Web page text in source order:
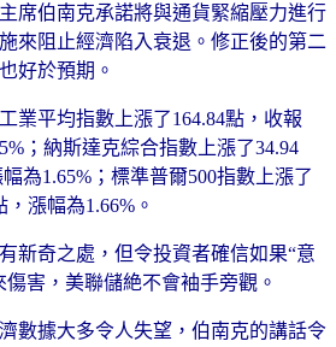
席伯南克承諾將與通貨緊縮壓力進行
來阻止經濟陷入衰退。修正後的第二
好於預期。
平均指數上漲了164.84點，收報
；納斯達克綜合指數上漲了34.94
為1.65%；標準普爾500指數上漲了
，漲幅為1.66%。
奇之處，但令投資者確信如果“意
害，美聯儲絶不會袖手旁觀。
據大多令人失望，伯南克的講話令